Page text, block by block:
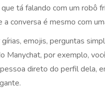
tá falando com um robô
conversa é mesmo com
emojis, perguntas
Manychat, por exemplo,
direto do perfil dela,